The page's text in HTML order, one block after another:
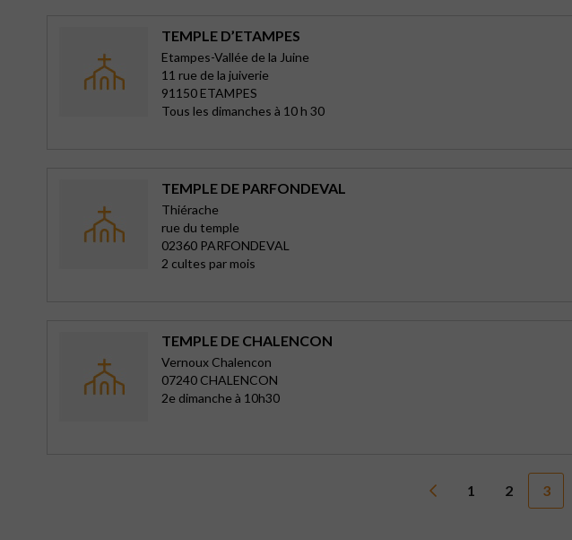
TEMPLE D’ETAMPES
Etampes-Vallée de la Juine
11 rue de la juiverie
91150 ETAMPES
Tous les dimanches à 10 h 30
TEMPLE DE PARFONDEVAL
Thiérache
rue du temple
02360 PARFONDEVAL
2 cultes par mois
TEMPLE DE CHALENCON
Vernoux Chalencon
07240 CHALENCON
2e dimanche à 10h30
1 2 3